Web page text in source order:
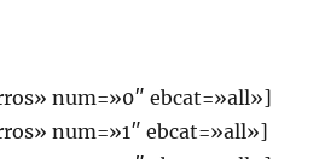
num=»0″ ebcat=»all»]
num=»1″ ebcat=»all»]